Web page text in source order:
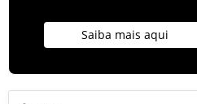
Saiba mais aqui